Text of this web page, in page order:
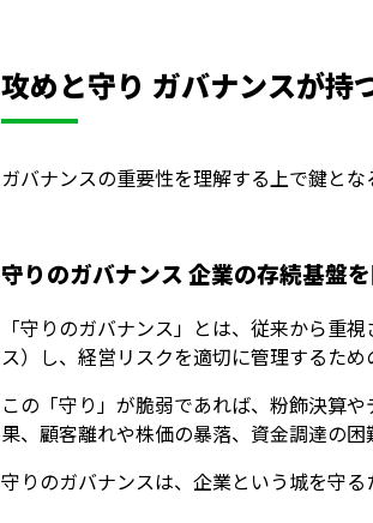
攻めと守り ガバナンスが持
ガバナンスの重要性を理解する上で鍵と
守りのガバナンス 企業の存続基盤
「守りのガバナンス」とは、従来から重
ス）し、経営リスクを適切に管理するた
この「守り」が脆弱であれば、粉飾決算
果、顧客離れや株価の暴落、資金調達の
守りのガバナンスは、企業という城を守る